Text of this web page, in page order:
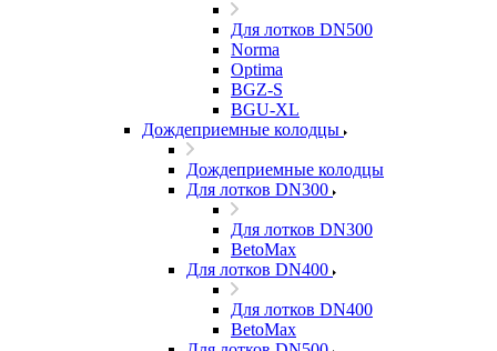
Для лотков DN500
Norma
Optima
BGZ-S
BGU-XL
Дождеприемные колодцы
Дождеприемные колодцы
Для лотков DN300
Для лотков DN300
BetoMax
Для лотков DN400
Для лотков DN400
BetoMax